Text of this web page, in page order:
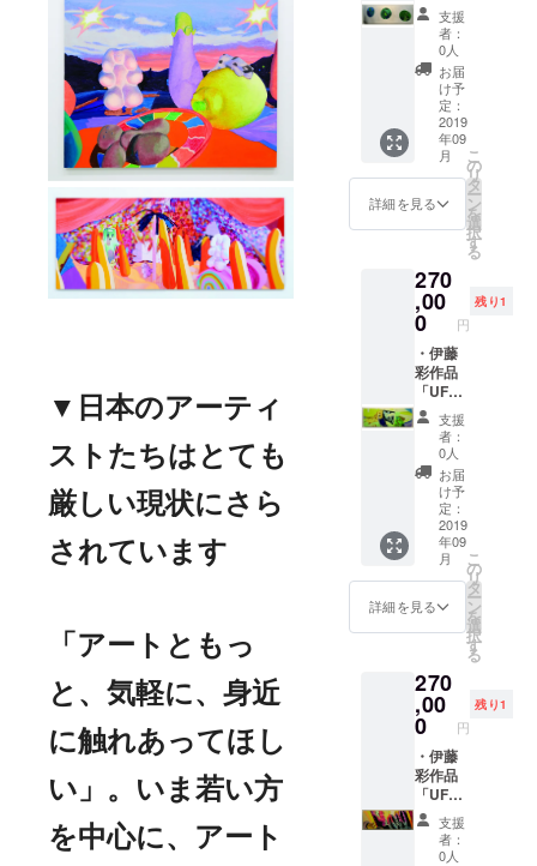
▼ 日本のアーティ
ストたちはとても
厳しい現状にさら
されています
「アートともっ
と、気軽に、身近
に触れあってほし
い」。いま若い方
を中心に、アート
会を
メール
でご案
内いた
しま
す。
1」
37cm×
103㎝
×6㎝,
2015,
oil on
canvas
mounte
d on
panel
・サイ
ン付き
作品集
彩から
のお礼
メッ
セージ
メール
と次回
の展覧
会を
メール
でご案
内いた
しま
す。
支援
者：
0人
お届
け予
定：
2019
年09
月
詳細を見る
こ
の
リ
タ
ー
ン
を
選
択
す
る
270
,00
0 円
残り1
・伊藤
彩作品
「UFO
2」,
37cm×
103㎝
×6㎝,
2015,
oil on
canvas
mounte
d on
panel
・サイ
ン付き
作品集
彩から
のお礼
メッ
セージ
メール
と次回
の展覧
会を
メール
でご案
支援
者：
0人
お届
け予
定：
2019
年09
月
詳細を見る
こ
の
リ
タ
ー
ン
を
選
択
す
る
270
,00
0 円
残り1
・伊藤
彩作品
「UFO
3」
37cm×
103㎝
支援
者：
0人